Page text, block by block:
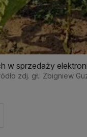
w sprzedaży
zdj. gł.: Zbigniew